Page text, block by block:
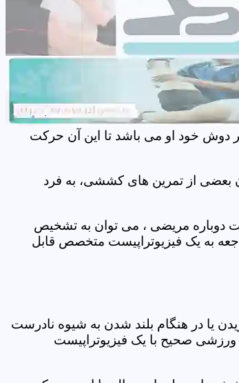
دوش خود او می باشد تا این آن حرکت
بعضی از تمرین های کششی، به فرد
دوباره مریضی ، می توان به تشخیص
به یک فیزیوتراپیست متخصص قابل
یا در هنگام بلند شدن به شیوه نادرست
ورزشی صحیح با یک فیزیوتراپیست